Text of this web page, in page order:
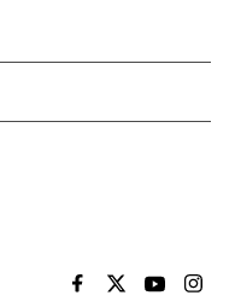
EL PAÍS BRASIL EN
EL PAÍSEL PAÍS
EL